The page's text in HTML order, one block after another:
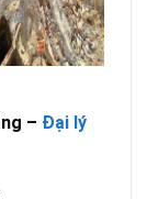
– Đại lý